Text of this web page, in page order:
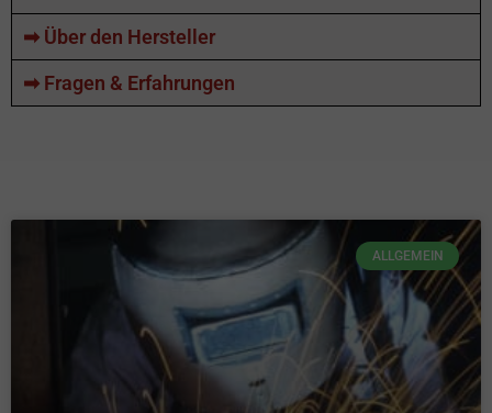
➡ Über den Hersteller
➡ Fragen & Erfahrungen
ALLGEMEIN